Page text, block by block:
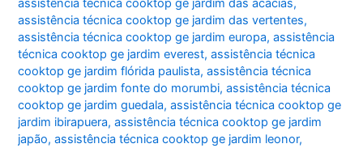
assistência técnica cooktop ge jardim das acácias,
assistência técnica cooktop ge jardim das vertentes,
assistência técnica cooktop ge jardim europa,assistência
técnica cooktop ge jardim everest,assistência técnica
cooktop ge jardim flórida paulista,assistência técnica
cooktop ge jardim fonte do morumbi,assistência técnica
cooktop ge jardim guedala,assistência técnica cooktop ge
jardim ibirapuera,assistência técnica cooktop ge jardim
japão,assistência técnica cooktop ge jardim leonor,